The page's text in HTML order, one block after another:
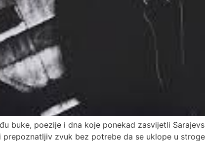
buke, poezije i dna koje ponekad zasvijetli
zvuk bez potrebe da se uklope u